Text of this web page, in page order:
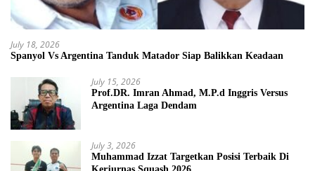
July 18, 2026
Spanyol Vs Argentina Tanduk Matador Siap Balikkan Keadaan
July 15, 2026
Prof.DR. Imran Ahmad, M.P.d Inggris Versus
Argentina Laga Dendam
July 3, 2026
Muhammad Izzat Targetkan Posisi Terbaik Di